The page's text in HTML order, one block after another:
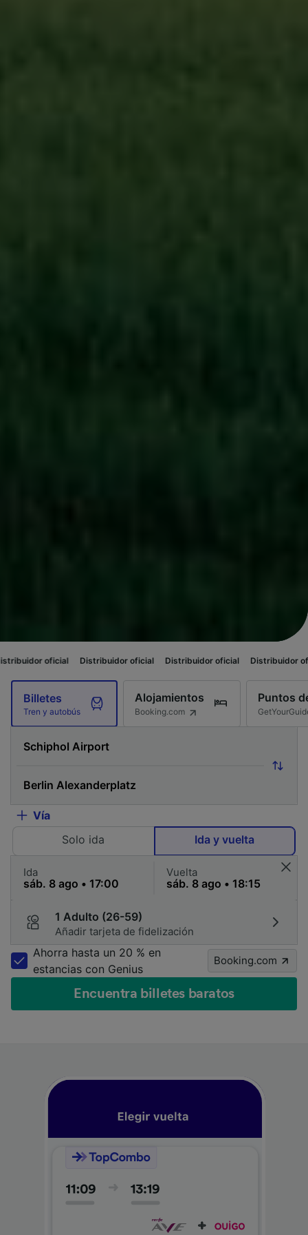
Distribuidor oficial Distribuidor oficial Distribuidor oficial
Billetes
Tren y autobús
Alojamientos
Booking.com
Puntos
Vía
Solo ida
Ida y vuelta
Ida Vuelta
1 Adulto (26-59)
Añadir tarjeta de fidelización
Ahorra hasta un 20 % en
estancias con Genius
Booking.com
Encuentra billetes baratos